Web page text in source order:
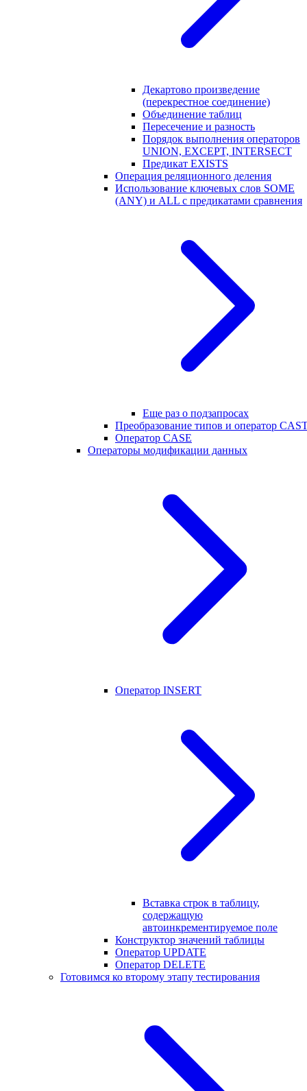
Декартово произведение
(перекрестное соединение)
Объединение таблиц
Пересечение и разность
Порядок выполнения операторов
UNION, EXCEPT, INTERSECT
Предикат EXISTS
Операция реляционного деления
Использование ключевых слов SOME
(ANY) и ALL с предикатами сравнения
Еще раз о подзапросах
Преобразование типов и оператор
Оператор CASE
Операторы модификации данных
Оператор INSERT
Вставка строк в таблицу,
содержащую
автоинкрементируемое поле
Конструктор значений таблицы
Оператор UPDATE
Оператор DELETE
Готовимся ко второму этапу тестирования